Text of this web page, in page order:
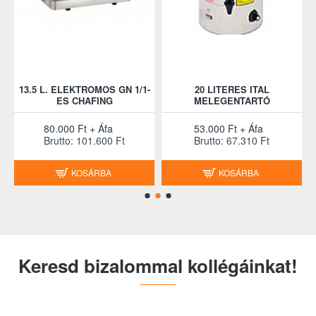
A kép csak illusztráció!
13.5 L. ELEKTROMOS GN 1/1-
ES CHAFING
80.000 Ft + Áfa
Brutto: 101.600 Ft
KOSÁRBA
20 LITERES ITAL
MELEGENTARTÓ
53.000 Ft + Áfa
Brutto: 67.310 Ft
KOSÁRBA
Keresd bizalommal kollégáinkat!